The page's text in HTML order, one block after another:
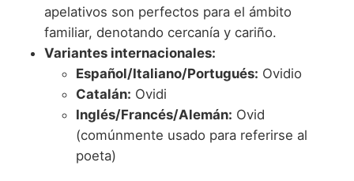
apelativos son perfectos para el ámbito
familiar, denotando cercanía y cariño.
Variantes internacionales:
Español/Italiano/Portugués: Ovidio
Catalán: Ovidi
Inglés/Francés/Alemán: Ovid
(comúnmente usado para referirse al
poeta)